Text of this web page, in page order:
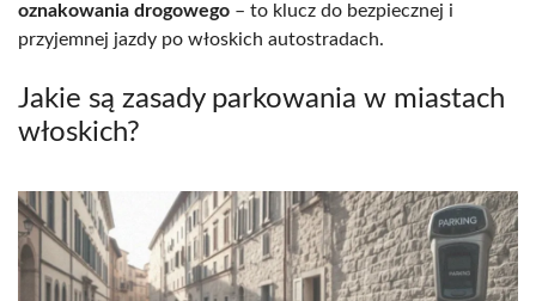
oznakowania drogowego – to klucz do bezpiecznej i
przyjemnej jazdy po włoskich autostradach.
Jakie są zasady parkowania w miastach
włoskich?